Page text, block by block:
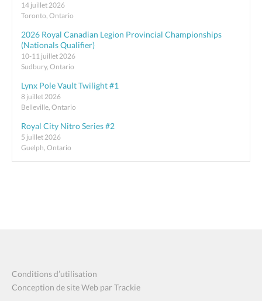
14 juillet 2026
Toronto, Ontario
2026 Royal Canadian Legion Provincial Championships
(Nationals Qualifier)
10-11 juillet 2026
Sudbury, Ontario
Lynx Pole Vault Twilight #1
8 juillet 2026
Belleville, Ontario
Royal City Nitro Series #2
5 juillet 2026
Guelph, Ontario
Conditions d’utilisation
Conception de site Web par Trackie